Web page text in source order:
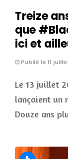
Treize
que
ici et
Publié le 11
Le 13 juillet
lançaient un
Douze ans